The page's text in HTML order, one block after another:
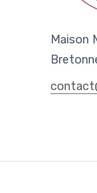
Maison